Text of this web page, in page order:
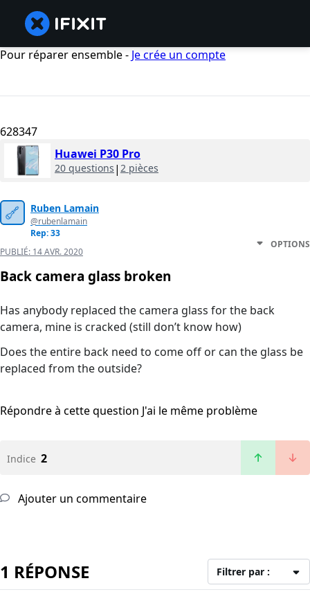
Pour réparer ensemble - Je crée un compte
628347
Huawei P30 Pro
20 questions | 2 pièces
Ruben Lamain
@rubenlamain
Rep: 33
PUBLIÉ: 14 AVR. 2020
OPTIONS
Back camera glass broken
Has anybody replaced the camera glass for the back
camera, mine is cracked (still don’t know how)
Does the entire back need to come off or can the glass be
replaced from the outside?
Répondre à cette question J'ai le même problème
Indice 2
Ajouter un commentaire
1 RÉPONSE Filtrer par :